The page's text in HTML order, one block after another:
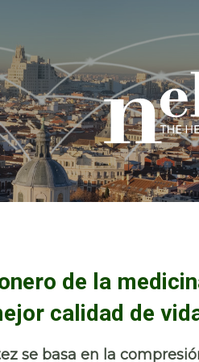
de la
calidad de
se basa en la